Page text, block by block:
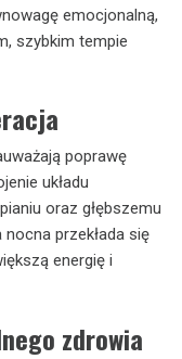
emocjonalną,
szybkim tempie
poprawę
układu
oraz głębszemu
przekłada się
energię i
zdrowia